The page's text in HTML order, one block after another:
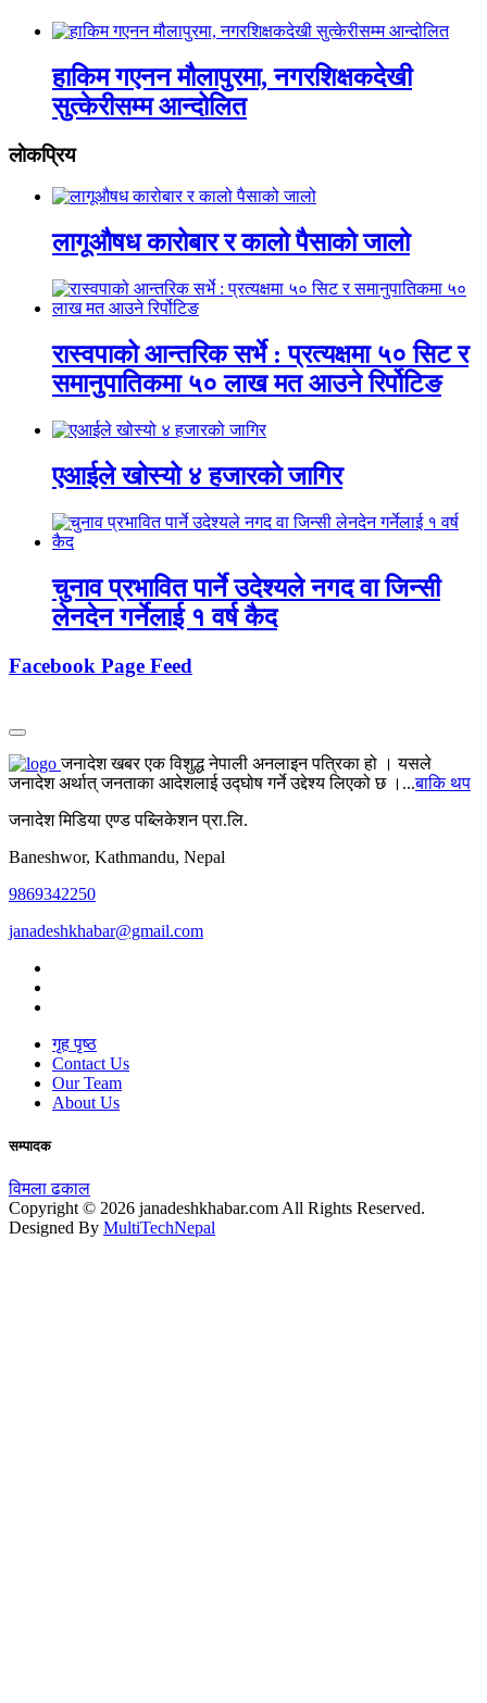
हाकिम गएनन मौलापुरमा, नगरशिक्षकदेखी
सुत्केरीसम्म आन्दोलित
लाेकप्रिय
लागूऔषध कारोबार र कालो पैसाको जालो
रास्वपाको आन्तरिक सर्भे : प्रत्यक्षमा ५० सिट र
समानुपातिकमा ५० लाख मत आउने रिर्पोटिङ
एआईले खोस्यो ४ हजारको जागिर
चुनाव प्रभावित पार्ने उदेश्यले नगद वा जिन्सी
लेनदेन गर्नेलाई १ वर्ष कैद
Facebook Page Feed
जनादेश खबर एक विशुद्ध नेपाली अनलाइन पत्रिका हो । यसले
जनादेश अर्थात् जनताका आदेशलाई उद्घोष गर्ने उद्देश्य लिएको छ ।...बाकि थप
जनादेश मिडिया एण्ड पब्लिकेशन प्रा.लि.
Baneshwor, Kathmandu, Nepal
9869342250
janadeshkhabar@gmail.com
गृह पृष्ठ
Contact Us
Our Team
About Us
सम्पादक
विमला ढकाल
Copyright © 2026 janadeshkhabar.com All Rights Reserved.
Designed By MultiTechNepal